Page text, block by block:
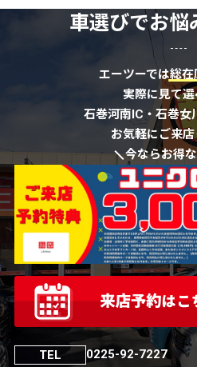
車選びでお悩
エーツーでは総
実際に見て選
石巻河南IC・石巻女
お気軽にご来
今ならお得
TEL
0225-92-7227